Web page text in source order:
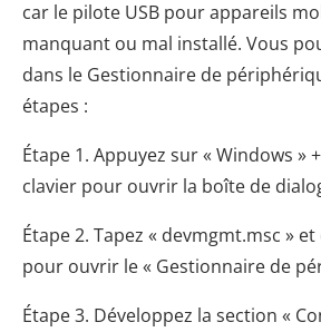
car le pilote USB pour appareils
manquant ou mal installé. Vous
dans le Gestionnaire de
étapes :
Étape 1. Appuyez sur « Windows »
clavier pour ouvrir la boîte de
Étape 2. Tapez « devmgmt.msc »
pour ouvrir le « Gestionnaire de
Étape 3. Développez la section «